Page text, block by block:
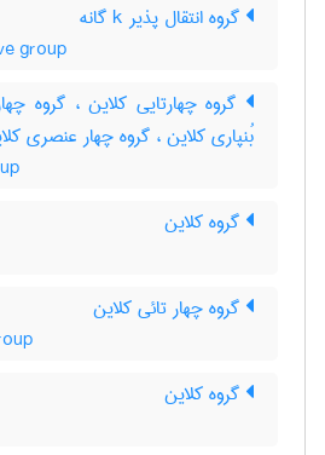
گروه انتقال پذیر k گانه
group
گروه چهارتایی کلاین ، گروه
بُنپاری کلاین ، گروه چهار عنصری
گروه کلاین
گروه چهار تائی کلاین
گروه کلاین